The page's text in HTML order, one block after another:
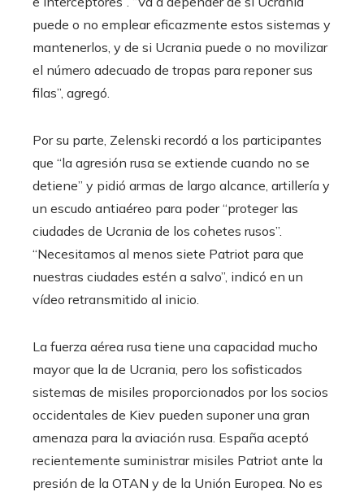
puede o no emplear eficazmente estos sistemas y
mantenerlos, y de si Ucrania puede o no movilizar
el número adecuado de tropas para reponer sus
filas”, agregó.
Por su parte, Zelenski recordó a los participantes
que “la agresión rusa se extiende cuando no se
detiene” y pidió armas de largo alcance, artillería y
un escudo antiaéreo para poder “proteger las
ciudades de Ucrania de los cohetes rusos”.
“Necesitamos al menos siete Patriot para que
nuestras ciudades estén a salvo”, indicó en un
vídeo retransmitido al inicio.
La fuerza aérea rusa tiene una capacidad mucho
mayor que la de Ucrania, pero los sofisticados
sistemas de misiles proporcionados por los socios
occidentales de Kiev pueden suponer una gran
amenaza para la aviación rusa. España aceptó
recientemente suministrar misiles Patriot ante la
presión de la OTAN y de la Unión Europea. No es